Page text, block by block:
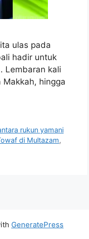
ulas pada
hadir untuk
Lembaran kali
hingga
rukun yamani
di Multazam,
GeneratePress